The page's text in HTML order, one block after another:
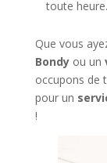
toute heure.
Que vous
Bondyou un
occupons de
pour un
!